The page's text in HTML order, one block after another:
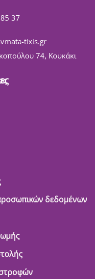
37
tixis.gr
74, Κουκάκι
δεδομένων